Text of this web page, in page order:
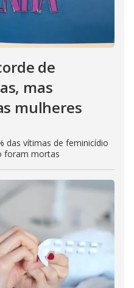
de
mas
mulheres
das vítimas de feminicídio
foram mortas